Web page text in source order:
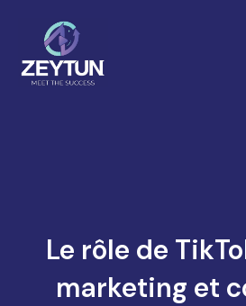
Le rôle de
marketing et